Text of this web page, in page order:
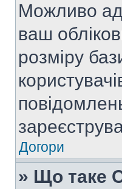
Можливо
ваш
розміру
Догори
» Що таке